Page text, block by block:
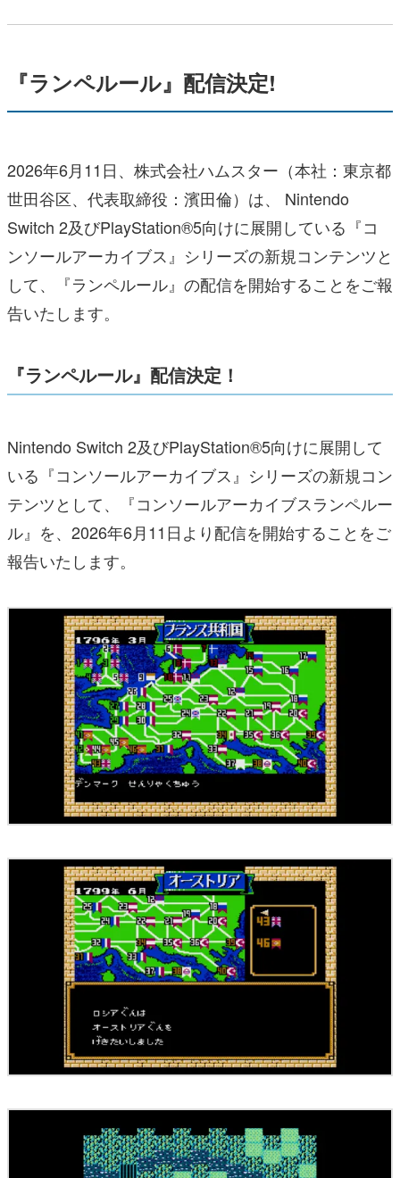
『ランペルール』配信決定!
2026年6月11日、株式会社ハムスター（本社：東京都
世田谷区、代表取締役：濱田倫）は、 Nintendo
Switch 2及びPlayStation®5向けに展開している『コ
ンソールアーカイブス』シリーズの新規コンテンツと
して、『ランペルール』の配信を開始することをご報
告いたします。
『ランペルール』配信決定！
Nintendo Switch 2及びPlayStation®5向けに展開して
いる『コンソールアーカイブス』シリーズの新規コン
テンツとして、『コンソールアーカイブスランペルー
ル』を、2026年6月11日より配信を開始することをご
報告いたします。